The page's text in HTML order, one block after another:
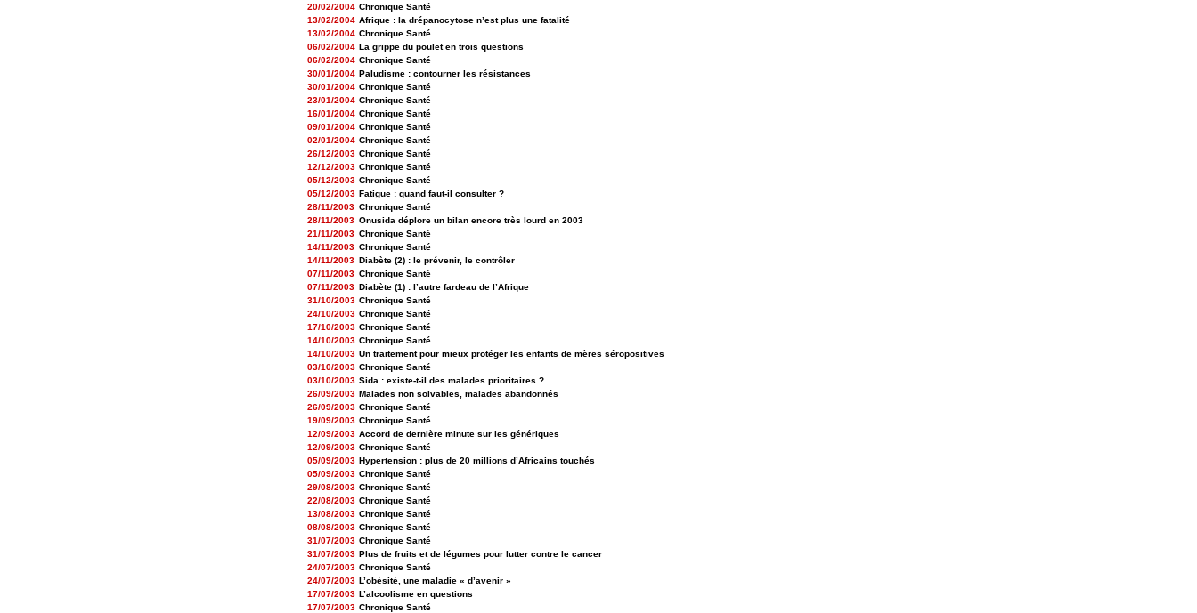
20/02/2004 Chronique Santé
13/02/2004 Afrique : la drépanocytose n’est plus une fatalité
13/02/2004 Chronique Santé
06/02/2004 La grippe du poulet en trois questions
06/02/2004 Chronique Santé
30/01/2004 Paludisme : contourner les résistances
30/01/2004 Chronique Santé
23/01/2004 Chronique Santé
16/01/2004 Chronique Santé
09/01/2004 Chronique Santé
02/01/2004 Chronique Santé
26/12/2003 Chronique Santé
12/12/2003 Chronique Santé
05/12/2003 Chronique Santé
05/12/2003 Fatigue : quand faut-il consulter ?
28/11/2003 Chronique Santé
28/11/2003 Onusida déplore un bilan encore très lourd en 2003
21/11/2003 Chronique Santé
14/11/2003 Chronique Santé
14/11/2003 Diabète (2) : le prévenir, le contrôler
07/11/2003 Chronique Santé
07/11/2003 Diabète (1) : l’autre fardeau de l’Afrique
31/10/2003 Chronique Santé
24/10/2003 Chronique Santé
17/10/2003 Chronique Santé
14/10/2003 Chronique Santé
14/10/2003 Un traitement pour mieux protéger les enfants de mères séropositives
03/10/2003 Chronique Santé
03/10/2003 Sida : existe-t-il des malades prioritaires ?
26/09/2003 Malades non solvables, malades abandonnés
26/09/2003 Chronique Santé
19/09/2003 Chronique Santé
12/09/2003 Accord de dernière minute sur les génériques
12/09/2003 Chronique Santé
05/09/2003 Hypertension : plus de 20 millions d’Africains touchés
05/09/2003 Chronique Santé
29/08/2003 Chronique Santé
22/08/2003 Chronique Santé
13/08/2003 Chronique Santé
08/08/2003 Chronique Santé
31/07/2003 Chronique Santé
31/07/2003 Plus de fruits et de légumes pour lutter contre le cancer
24/07/2003 Chronique Santé
24/07/2003 L’obésité, une maladie « d’avenir »
17/07/2003 L’alcoolisme en questions
17/07/2003 Chronique Santé